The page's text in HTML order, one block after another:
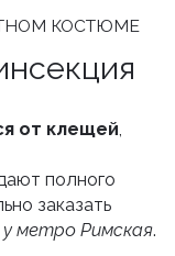
КОСТЮМЕ
от клещей,
полного
заказать
метро Римская.